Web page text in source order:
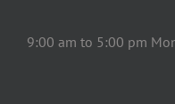
9:00 am to 5:00 pm